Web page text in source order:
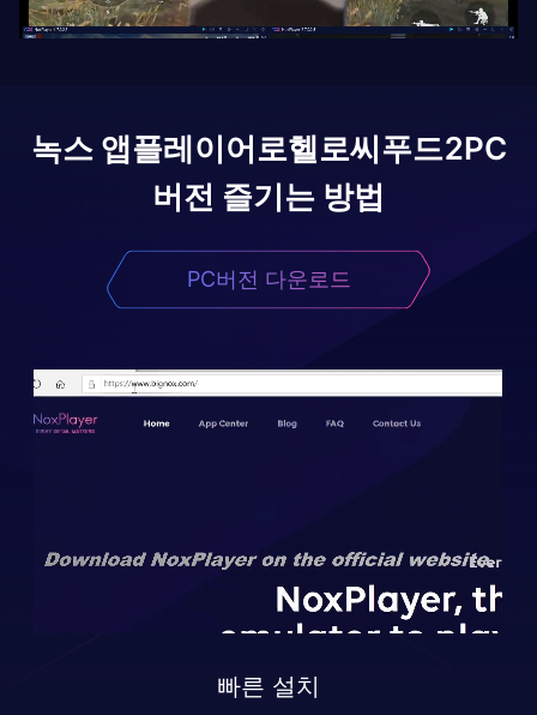
녹스 앱플레이어로헬로씨푸드2PC
버전 즐기는 방법
PC버전 다운로드
빠른 설치